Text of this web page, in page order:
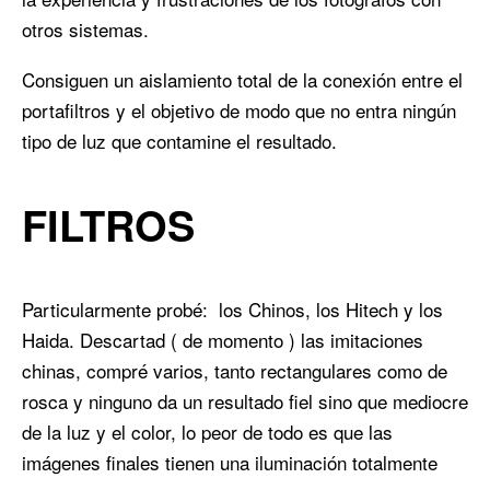
otros sistemas.
Consiguen un aislamiento total de la conexión entre el
portafiltros y el objetivo de modo que no entra ningún
tipo de luz que contamine el resultado.
FILTROS
Particularmente probé: los Chinos, los Hitech y los
Haida. Descartad ( de momento ) las imitaciones
chinas, compré varios, tanto rectangulares como de
rosca y ninguno da un resultado fiel sino que mediocre
de la luz y el color, lo peor de todo es que las
imágenes finales tienen una iluminación totalmente